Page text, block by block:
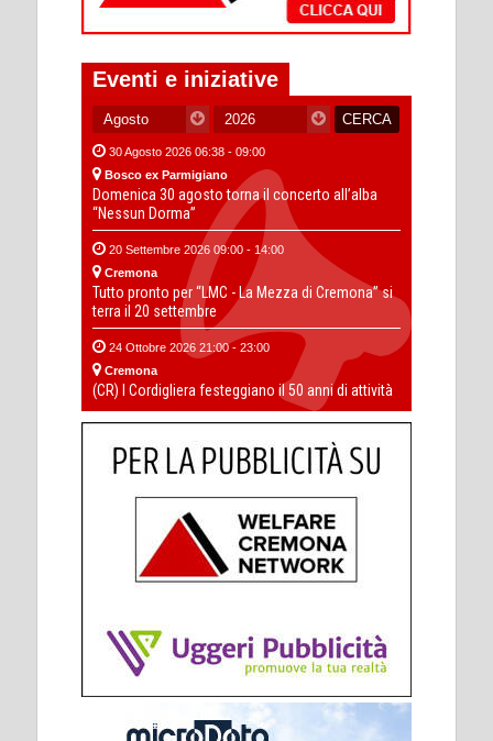
Eventi e iniziative
30 Agosto 2026 06:38 - 09:00
Bosco ex Parmigiano
Domenica 30 agosto torna il concerto all’alba
“Nessun Dorma”
20 Settembre 2026 09:00 - 14:00
Cremona
Tutto pronto per “LMC - La Mezza di Cremona” si
terra il 20 settembre
24 Ottobre 2026 21:00 - 23:00
Cremona
(CR) I Cordigliera festeggiano il 50 anni di attività